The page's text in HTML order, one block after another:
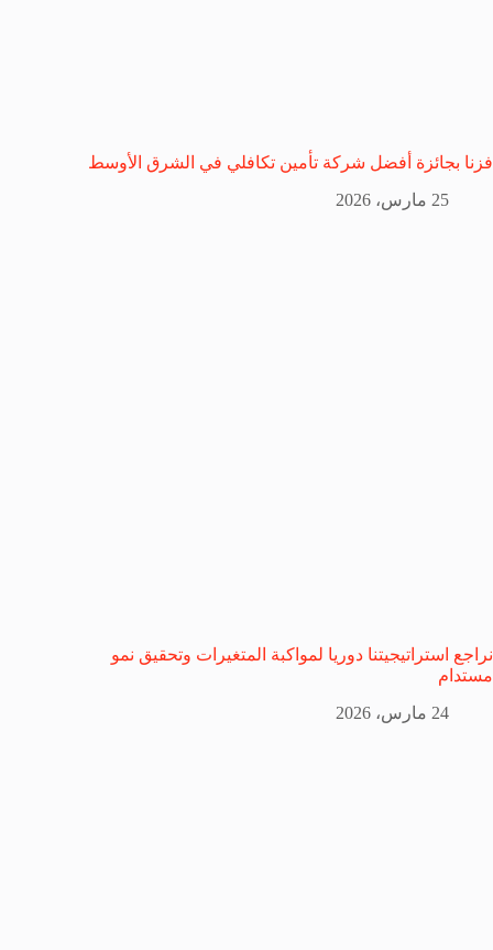
فزنا بجائزة أفضل شركة تأمين تكافلي في الشرق الأوسط
25 مارس، 2026
نراجع استراتيجيتنا دوريا لمواكبة المتغيرات وتحقيق نمو
مستدام
24 مارس، 2026